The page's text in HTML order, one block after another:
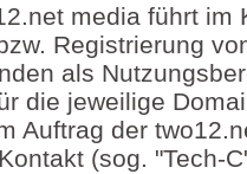
media führt im
Registrierung
als
die jeweilige
Auftrag der
(sog. "Tech-